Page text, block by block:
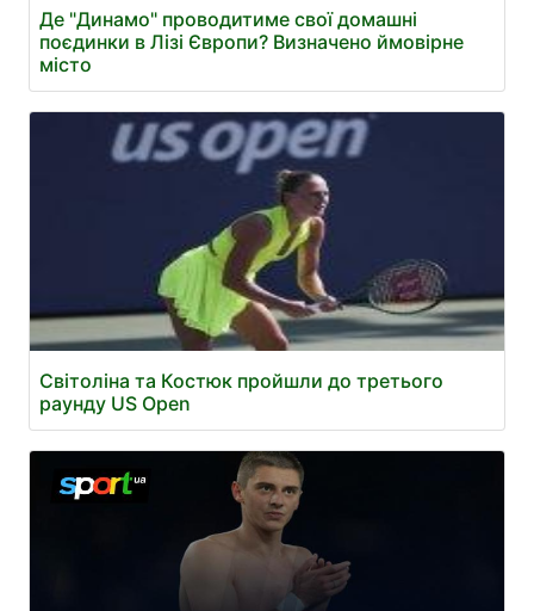
Де "Динамо" проводитиме свої домашні
поєдинки в Лізі Європи? Визначено ймовірне
місто
Світоліна та Костюк пройшли до третього
раунду US Open